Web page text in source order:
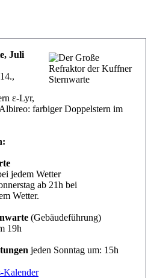
Juli
ε-Lyr,
farbiger Doppelstern im
jedem Wetter
ab 21h bei
Wetter.
(Gebäudeführung)
19h
jeden Sonntag um: 15h
Kalender